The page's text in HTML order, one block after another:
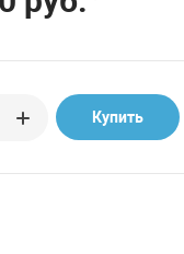
Купить